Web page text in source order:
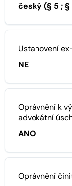
český (§ 5 ; §
Ustanovení
NE
Oprávnění k
advokátní
ANO
Oprávnění